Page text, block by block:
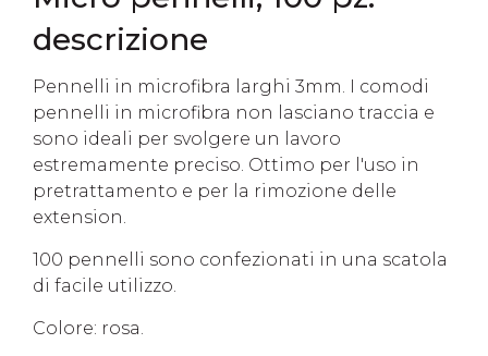
descrizione
Pennelli in microfibra larghi 3mm. I comodi
pennelli in microfibra non lasciano traccia e
sono ideali per svolgere un lavoro
estremamente preciso. Ottimo per l'uso in
pretrattamento e per la rimozione delle
extension.
100 pennelli sono confezionati in una scatola
di facile utilizzo.
Colore: rosa.